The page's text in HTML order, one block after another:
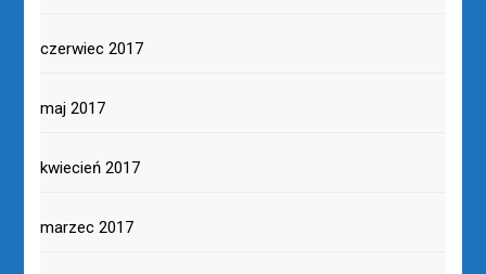
czerwiec 2017
maj 2017
kwiecień 2017
marzec 2017